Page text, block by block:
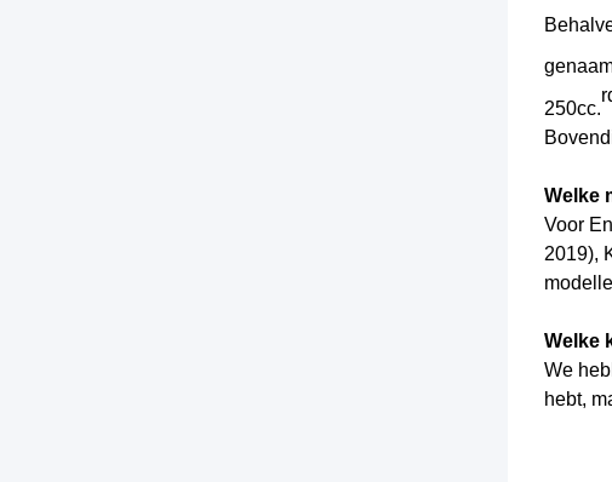
250cc.
Welke
Voor
2019),
Welke
We
hebt,